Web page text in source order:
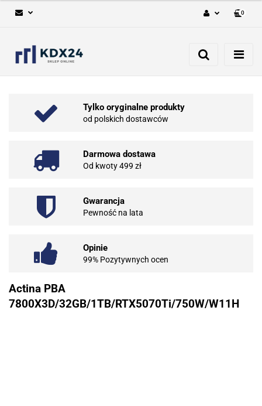
Zarejestruj się
0
Tylko oryginalne produkty
od polskich dostawców
Darmowa dostawa
Od kwoty 499 zł
Gwarancja
Pewność na lata
Opinie
99% Pozytywnych ocen
Actina PBA
7800X3D/32GB/1TB/RTX5070Ti/750W/W11H